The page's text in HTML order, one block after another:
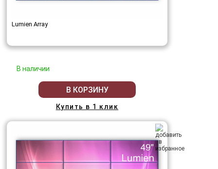
Lumien Array
В наличии
В КОРЗИНУ
Купить в 1 клик